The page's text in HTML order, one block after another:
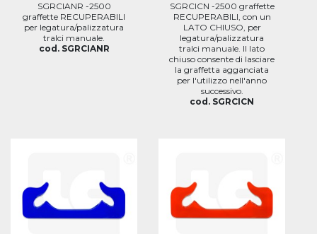
SGRCIANR -2500
graffette RECUPERABILI
per legatura/palizzatura
tralci manuale.
cod. SGRCIANR
SGRCICN -2500 graffette
RECUPERABILI, con un
LATO CHIUSO, per
legatura/palizzatura
tralci manuale. Il lato
chiuso consente di lasciare
la graffetta agganciata
per l'utilizzo nell'anno
successivo.
cod. SGRCICN